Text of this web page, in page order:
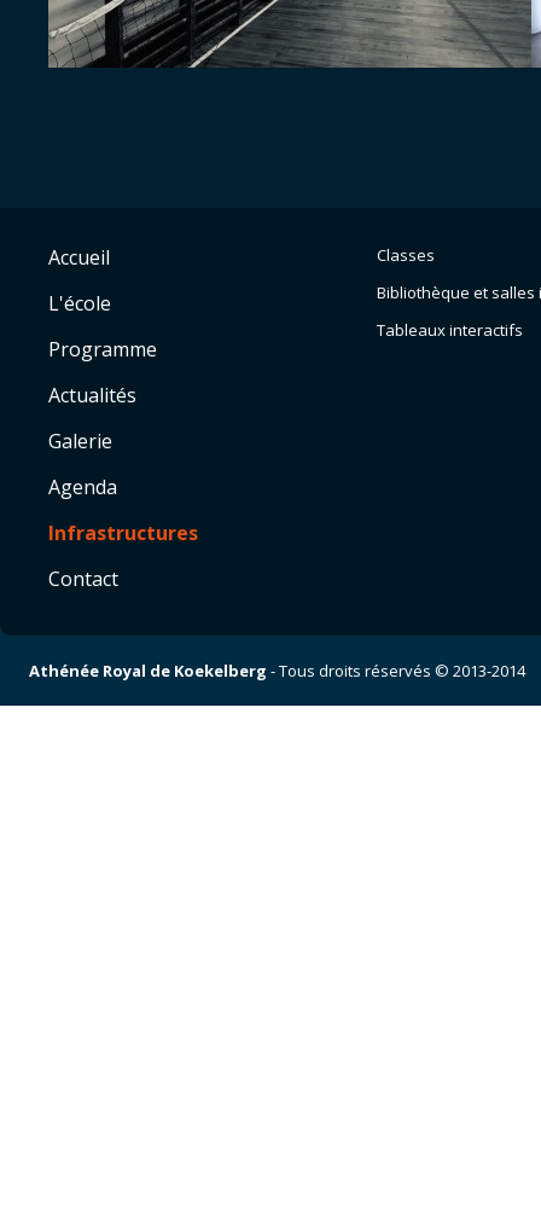
Accueil
L'école
Programme
Actualités
Galerie
Agenda
Infrastructures
Contact
Classes
Bibliothèque et
Tableaux interactifs
Athénée Royal de Koekelberg - Tous droits réservés © 2013-2014